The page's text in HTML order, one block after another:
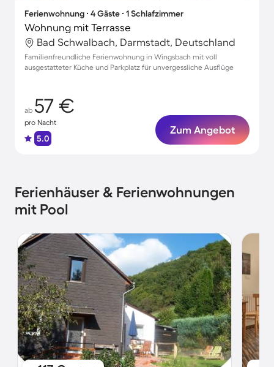
Ferienwohnung ∙ 4 Gäste ∙ 1 Schlafzimmer
Wohnung mit Terrasse
Bad Schwalbach, Darmstadt, Deutschland
Familienfreundliche Ferienwohnung in Wingsbach mit voll
ausgestatteter Küche und Parkplatz für unvergessliche Ausflüge
ab 57 €
pro Nacht
5.0
Zum Angebot
Ferienhäuser & Ferienwohnungen
mit Pool